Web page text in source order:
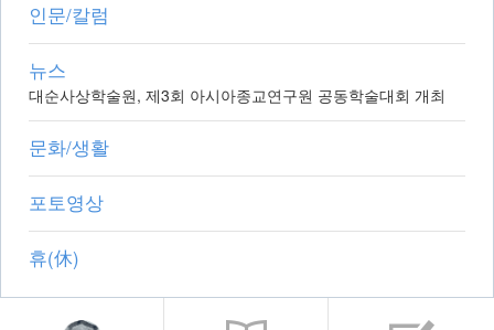
인문/칼럼
뉴스
대순사상학술원, 제3회 아시아종교연구원 공동학술대회 개최
문화/생활
포토영상
휴(休)